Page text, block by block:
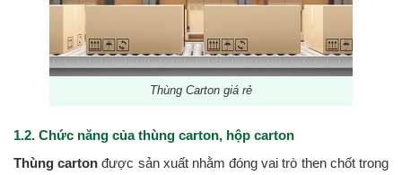
Thùng Carton giá rẻ
1.2. Chức năng của thùng carton, hộp carton
Thùng carton được sản xuất nhằm đóng vai trò then chốt trong